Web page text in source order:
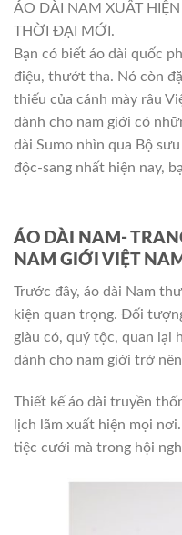
ÁO DÀI NAM XUẤT
THỜI ĐẠI MỚI.
Bạn có biết áo dài quốc
điệu, thướt tha. Nó còn
thiếu của cánh mày râu
dành cho nam giới có
dài Sumo nhìn qua Bộ
độc-sang nhất hiện nay,
ÁO DÀI NAM-
NAM GIỚI VIỆT
Trước đây, áo dài Nam
kiện quan trọng. Đối
giàu có, quý tộc, quan lại
dành cho nam giới trở
Thiết kế áo dài truyền
lịch lãm xuất hiện mọi
tiệc cưới mà trong hội